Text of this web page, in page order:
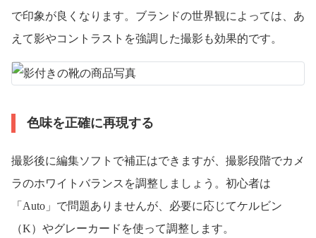
で印象が良くなります。ブランドの世界観によっては、あ
えて影やコントラストを強調した撮影も効果的です。
色味を正確に再現する
撮影後に編集ソフトで補正はできますが、撮影段階でカメ
ラのホワイトバランスを調整しましょう。初心者は
「Auto」で問題ありませんが、必要に応じてケルビン
（K）やグレーカードを使って調整します。